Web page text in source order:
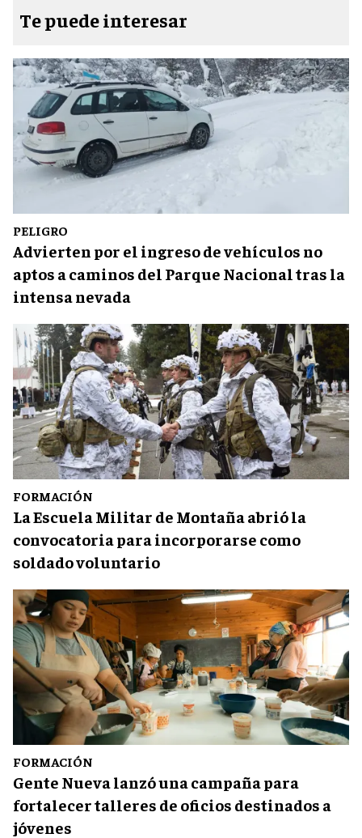
Te puede interesar
PELIGRO
Advierten por el ingreso de vehículos no
aptos a caminos del Parque Nacional tras la
intensa nevada
FORMACIÓN
La Escuela Militar de Montaña abrió la
convocatoria para incorporarse como
soldado voluntario
FORMACIÓN
Gente Nueva lanzó una campaña para
fortalecer talleres de oficios destinados a
jóvenes